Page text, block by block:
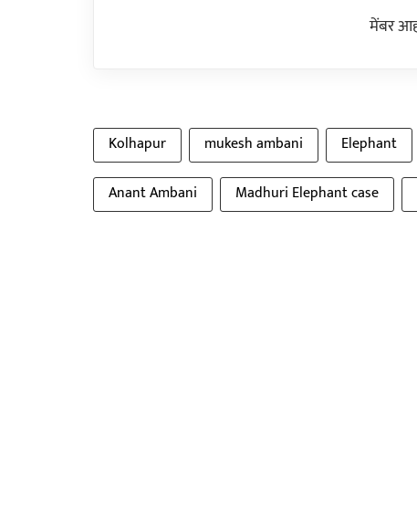
मेंबर
Kolhapur mukesh ambani Elephant
Anant Ambani
Madhuri Elephant case